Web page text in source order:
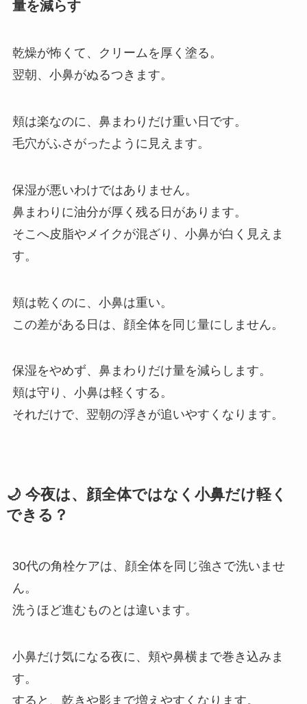
量を減らす
乾燥が怖くて、クリームを厚く塗る。
翌朝、小鼻がぬるつきます。
頬は楽なのに、鼻まわりだけ重い日です。
毛穴がふさがったように見えます。
保湿が悪いわけではありません。
鼻まわりに油分が厚く残る日があります。
そこへ皮脂やメイクが混ざり、小鼻が白く見えま
す。
頬は乾くのに、小鼻は重い。
この差がある日は、顔全体を同じ量にしません。
保湿をやめず、鼻まわりだけ量を減らします。
頬は守り、小鼻は軽くする。
それだけで、翌朝の浮きが追いやすくなります。
🌙 今夜は、顔全体ではなく小鼻だけ軽く
できる？
30代の角栓ケアは、顔全体を同じ強さで洗いませ
ん。
洗うほど進むものとは違います。
小鼻だけ気になる夜に、頬や鼻横まで巻き込みま
す。
すると、乾きや影まで増えやすくなります。